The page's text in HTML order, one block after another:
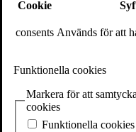
Webshop
SE-111 27 Stockholm
+46(0) 8 702 15 19
info@volante.se
Cookie
consents Används för att
Funktionella cookies
Markera för att
cookies
Funktionella